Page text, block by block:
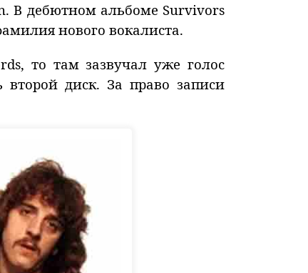
В дебютном альбоме Survivors
нового вокалиста.
то там зазвучал уже голос
диск. За право записи